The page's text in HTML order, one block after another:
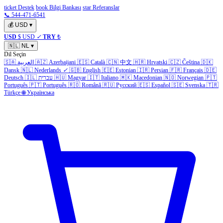
ticket Destek book Bilgi Bankası star Referanslar
📞 544-471-6541
💰 USD ▾
USD $ USD ✓ TRY ₺
🇳🇱 NL ▾
Dil Seçin
🇸🇦 العربية 🇦🇿 Azerbaijani 🇪🇸 Català 🇨🇳 中文 🇭🇷 Hrvatski 🇨🇿 Čeština 🇩🇰
Dansk 🇳🇱 Nederlands ✓ 🇬🇧 English 🇪🇪 Estonian 🇮🇷 Persian 🇫🇷 Français 🇩🇪
Deutsch 🇮🇱 עברית 🇭🇺 Magyar 🇮🇹 Italiano 🇲🇰 Macedonian 🇳🇴 Norwegian 🇵🇹
Português 🇵🇹 Português 🇷🇴 Română 🇷🇺 Русский 🇪🇸 Español 🇸🇪 Svenska 🇹🇷
Türkçe 🌐 Українська